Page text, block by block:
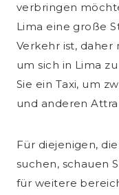
verbringen
Lima eine große
Verkehr ist, daher
um sich in Lima
Sie ein Taxi, um
und anderen
Für diejenigen,
suchen, schauen
für weitere